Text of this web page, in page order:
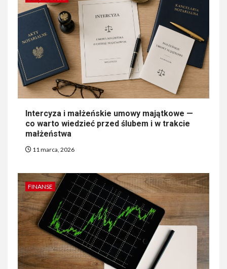
Intercyza i małżeńskie umowy majątkowe —
co warto wiedzieć przed ślubem i w trakcie
małżeństwa
11 marca, 2026
FINANSE